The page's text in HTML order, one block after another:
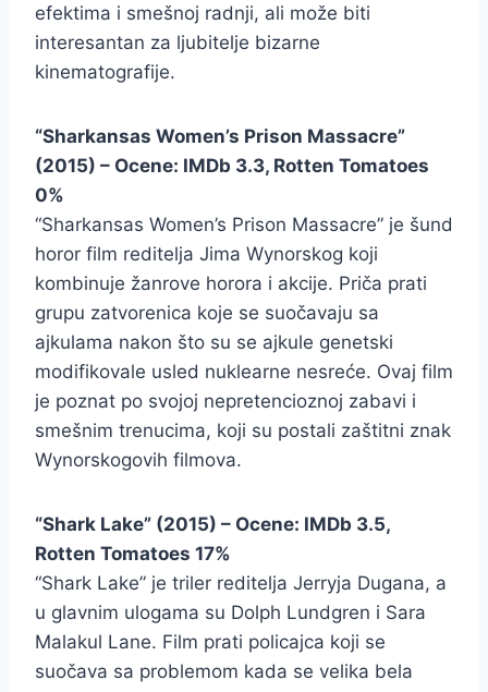
efektima i smešnoj radnji, ali može biti
interesantan za ljubitelje bizarne
kinematografije.
“Sharkansas Women’s Prison Massacre”
(2015) – Ocene: IMDb 3.3, Rotten Tomatoes
0%
“Sharkansas Women’s Prison Massacre” je šund
horor film reditelja Jima Wynorskog koji
kombinuje žanrove horora i akcije. Priča prati
grupu zatvorenica koje se suočavaju sa
ajkulama nakon što su se ajkule genetski
modifikovale usled nuklearne nesreće. Ovaj film
je poznat po svojoj nepretencioznoj zabavi i
smešnim trenucima, koji su postali zaštitni znak
Wynorskogovih filmova.
“Shark Lake” (2015) – Ocene: IMDb 3.5,
Rotten Tomatoes 17%
“Shark Lake” je triler reditelja Jerryja Dugana, a
u glavnim ulogama su Dolph Lundgren i Sara
Malakul Lane. Film prati policajca koji se
suočava sa problemom kada se velika bela